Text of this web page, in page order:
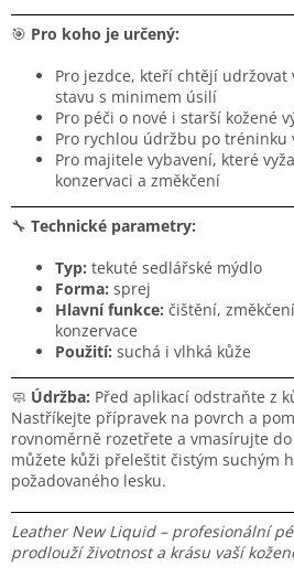
🎯 Pro koho je určený:
Pro jezdce, kteří chtějí
stavu s minimem úsilí
Pro péči o nové i starší kožené
Pro rychlou údržbu po tréninku
Pro majitele vybavení, které
konzervaci a změkčení
🔧 Technické parametry:
Typ: tekuté sedlářské mýdlo
Forma: sprej
Hlavní funkce: čištění,
konzervace
Použití: suchá i vlhká kůže
🧼 Údržba: Před aplikací odstraňte z
Nastříkejte přípravek na povrch a
rovnoměrně rozetřete a vmasírujte
můžete kůži přeleštit čistým suchým
požadovaného lesku.
Leather New Liquid – profesionální
prodlouží životnost a krásu vaší